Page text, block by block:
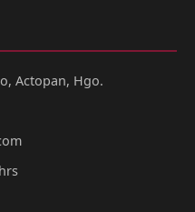
Actopan, Hgo.